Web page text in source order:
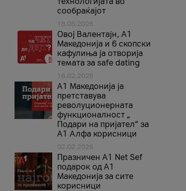
сообраќајот
18.05.2026
Овој Валентајн, A1
Македонија и 6 скопски
кафулиња ја отворија
темата за safe dating
16.02.2026
А1 Македонија ја
претставува
револуционерната
функционалност „
Подари на пријател“ за
А1 Алфа корисници
02.02.2026
Празничен A1 Net Sеf
подарок од А1
Македонија за сите
корисници